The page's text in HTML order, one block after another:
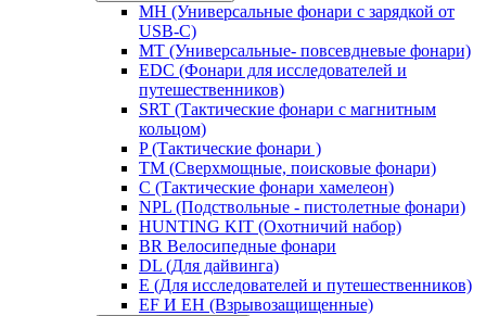
MH (Универсальные фонари с зарядкой от
USB-C)
MT (Универсальные- повсевдневые фонари)
EDC (Фонари для исследователей и
путешественников)
SRT (Тактические фонари с магнитным
кольцом)
P (Тактические фонари )
TM (Сверхмощные, поисковые фонари)
C (Тактические фонари хамелеон)
NPL (Подствольные - пистолетные фонари)
HUNTING KIT (Охотничий набор)
BR Велосипедные фонари
DL (Для дайвинга)
E (Для исследователей и путешественников)
EF И EH (Взрывозащищенные)